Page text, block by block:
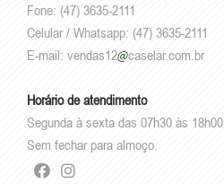
Fone: (47) 3635-2111
Celular / Whatsapp: (47) 3635-2111
E-mail: vendas12 caselar.com.br
Horário de atendimento
Segunda à sexta das 07h30 às 18h00
Sem fechar para almoço.